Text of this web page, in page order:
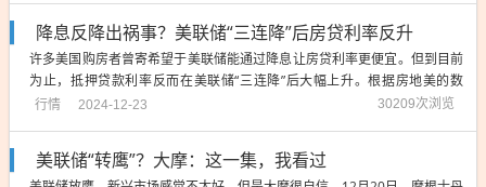
降息反降出祸事？美联储“三连降”后房贷利率反升
许多美国购房者曾寄希望于美联储能通过降息让房贷利率更便宜。但到目前
为止，抵押贷款利率反而在美联储“三连降”后大幅上升。根据房地美的数
据，自美联储9月份开始降息以来，美国30年期抵押贷款平均利率已从约6.
行情 2024-12-23 30209次浏览
美联储“转鹰”？大摩：这一集，我看过